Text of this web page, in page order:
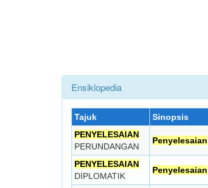
Ensiklopedia
Tajuk
Sinopsis
PENYELESAIAN
PERUNDANGAN
Penyelesaian
PENYELESAIAN
DIPLOMATIK
Penyelesaian